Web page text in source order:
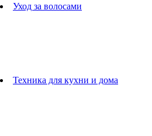
Уход за волосами
Техника для кухни и дома